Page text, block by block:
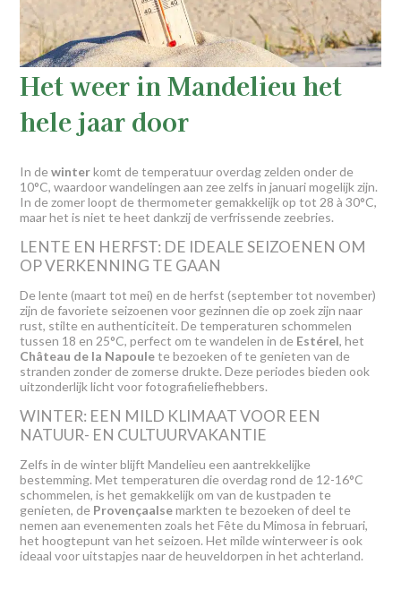
Het weer in Mandelieu het
hele jaar door
In dewinterkomt de temperatuur overdag zelden onder de
10°C, waardoor wandelingen aan zee zelfs in januari mogelijk zijn.
In de zomer loopt de thermometer gemakkelijk op tot 28 à 30°C,
maar het is niet te heet dankzij de verfrissende zeebries.
LENTE EN HERFST: DE IDEALE SEIZOENEN OM
OP VERKENNING TE GAAN
De lente (maart tot mei) en de herfst (september tot november)
zijn de favoriete seizoenen voor gezinnen die op zoek zijn naar
rust, stilte en authenticiteit. De temperaturen schommelen
tussen 18 en 25°C, perfect om te wandelen in de Estérel, het
Château de la Napoulete bezoeken of te genieten van de
stranden zonder de zomerse drukte. Deze periodes bieden ook
uitzonderlijk licht voor fotografieliefhebbers.
WINTER: EEN MILD KLIMAAT VOOR EEN
NATUUR- EN CULTUURVAKANTIE
Zelfs in de winter blijft Mandelieu een aantrekkelijke
bestemming. Met temperaturen die overdag rond de 12-16°C
schommelen, is het gemakkelijk om van de kustpaden te
genieten, de Provençaalsemarkten te bezoeken of deel te
nemen aan evenementen zoals het Fête du Mimosa in februari,
het hoogtepunt van het seizoen. Het milde winterweer is ook
ideaal voor uitstapjes naar de heuveldorpen in het achterland.